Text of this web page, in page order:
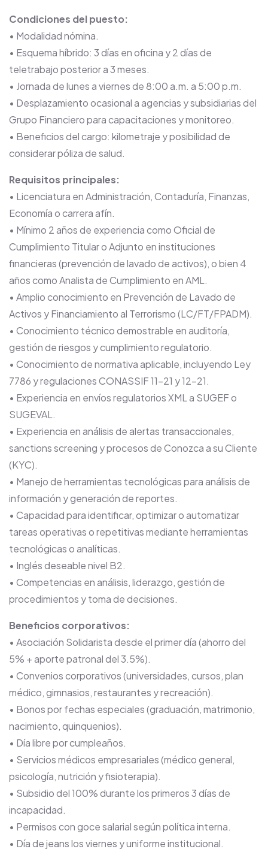
Condiciones del puesto:
• Modalidad nómina.
• Esquema híbrido: 3 días en oficina y 2 días de
teletrabajo posterior a 3 meses.
• Jornada de lunes a viernes de 8:00 a.m. a 5:00 p.m.
• Desplazamiento ocasional a agencias y subsidiarias del
Grupo Financiero para capacitaciones y monitoreo.
• Beneficios del cargo: kilometraje y posibilidad de
considerar póliza de salud.
Requisitos principales:
• Licenciatura en Administración, Contaduría, Finanzas,
Economía o carrera afín.
• Mínimo 2 años de experiencia como Oficial de
Cumplimiento Titular o Adjunto en instituciones
financieras (prevención de lavado de activos), o bien 4
años como Analista de Cumplimiento en AML.
• Amplio conocimiento en Prevención de Lavado de
Activos y Financiamiento al Terrorismo (LC/FT/FPADM).
• Conocimiento técnico demostrable en auditoría,
gestión de riesgos y cumplimiento regulatorio.
• Conocimiento de normativa aplicable, incluyendo Ley
7786 y regulaciones CONASSIF 11-21 y 12-21.
• Experiencia en envíos regulatorios XML a SUGEF o
SUGEVAL.
• Experiencia en análisis de alertas transaccionales,
sanctions screening y procesos de Conozca a su Cliente
(KYC).
• Manejo de herramientas tecnológicas para análisis de
información y generación de reportes.
• Capacidad para identificar, optimizar o automatizar
tareas operativas o repetitivas mediante herramientas
tecnológicas o analíticas.
• Inglés deseable nivel B2.
• Competencias en análisis, liderazgo, gestión de
procedimientos y toma de decisiones.
Beneficios corporativos:
• Asociación Solidarista desde el primer día (ahorro del
5% + aporte patronal del 3.5%).
• Convenios corporativos (universidades, cursos, plan
médico, gimnasios, restaurantes y recreación).
• Bonos por fechas especiales (graduación, matrimonio,
nacimiento, quinquenios).
• Día libre por cumpleaños.
• Servicios médicos empresariales (médico general,
psicología, nutrición y fisioterapia).
• Subsidio del 100% durante los primeros 3 días de
incapacidad.
• Permisos con goce salarial según política interna.
• Día de jeans los viernes y uniforme institucional.